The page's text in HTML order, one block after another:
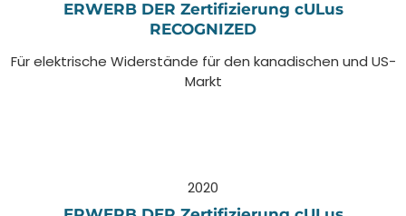
ERWERB DER Zertifizierung cULus
RECOGNIZED
Für elektrische Widerstände für den kanadischen und US-
Markt
2020